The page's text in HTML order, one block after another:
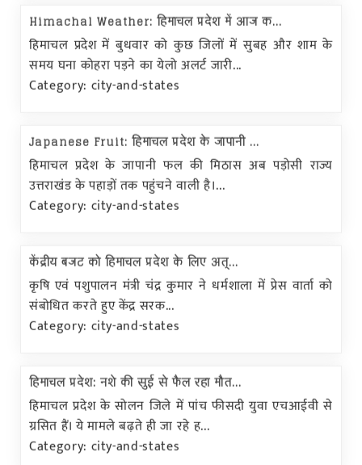
Himachal Weather: हिमाचल प्रदेश में आज क...
हिमाचल प्रदेश में बुधवार को कुछ जिलों में सुबह और शाम के
समय घना कोहरा पड़ने का येलो अलर्ट जारी...
Category: city-and-states
Japanese Fruit: हिमाचल प्रदेश के जापानी ...
हिमाचल प्रदेश के जापानी फल की मिठास अब पड़ोसी राज्य
उत्तराखंड के पहाड़ों तक पहुंचने वाली है।...
Category: city-and-states
केंद्रीय बजट को हिमाचल प्रदेश के लिए अत्...
कृषि एवं पशुपालन मंत्री चंद्र कुमार ने धर्मशाला में प्रेस वार्ता को
संबोधित करते हुए केंद्र सरक...
Category: city-and-states
हिमाचल प्रदेश: नशे की सुई से फैल रहा मौत...
हिमाचल प्रदेश के सोलन जिले में पांच फीसदी युवा एचआईवी से
ग्रसित हैं। ये मामले बढ़ते ही जा रहे ह...
Category: city-and-states